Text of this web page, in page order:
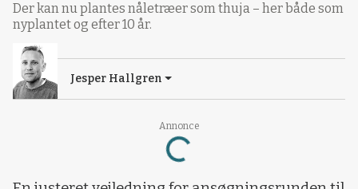
Annonce
Loading...
Der kan nu plantes nåletræer som thuja – her både som
nyplantet og efter 10 år.
Jesper Hallgren